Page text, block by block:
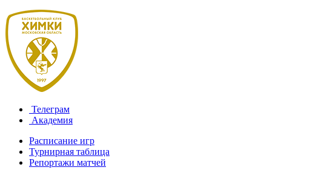
Телеграм
Академия
Расписание игр
Турнирная таблица
Репортажи матчей